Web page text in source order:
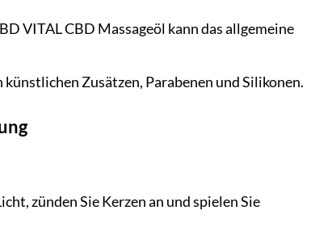
VITAL CBD Massageöl kann das allgemeine
Zusätzen, Parabenen und Silikonen.
zünden Sie Kerzen an und spielen Sie